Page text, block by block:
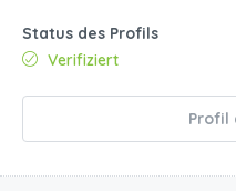
Status des Profils
Verifiziert
Profil